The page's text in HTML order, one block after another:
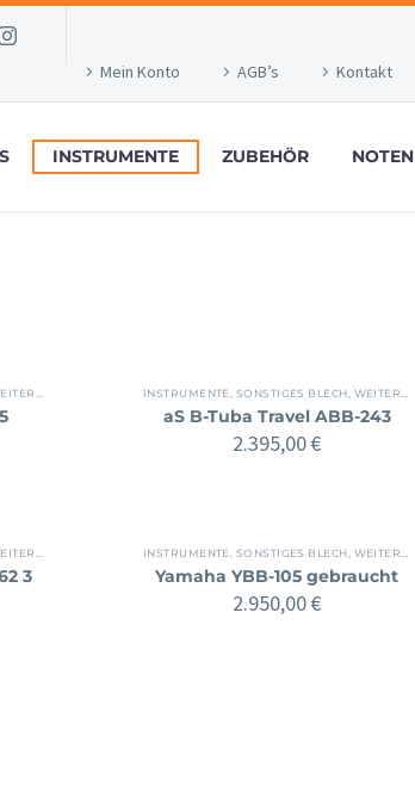
Mein Konto
AGB’s Kontakt
INSTRUMENTE ZUBEHÖR NOTEN
INSTRUMENTE INSTRUMENTE SONSTIGES BLECH WEITERE INSTRUMENTE
aS B-Tuba Travel ABB-243
2.395,00€
INSTRUMENTE
3
INSTRUMENTE SONSTIGES BLECH WEITERE INSTRUMENTE
Yamaha YBB-105 gebraucht
2.950,00€